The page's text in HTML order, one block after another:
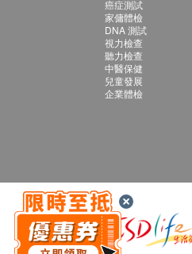
癌症測試
家傭體檢
DNA 測試
視力檢查
聽力檢查
中醫保健
兒童發展
企業體檢